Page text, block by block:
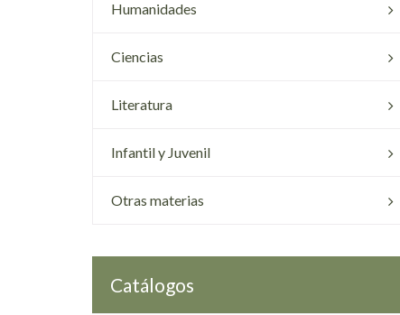
Humanidades
Ciencias
Literatura
Infantil y Juvenil
Otras materias
Catálogos